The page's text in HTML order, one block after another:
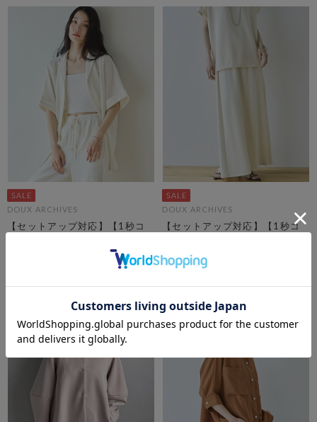
DOUX ARCHIVES
【セットアップ対応】【1秒コ
DOUX ARCHIVES
【セットアップ対応】【1秒コ
レアスカート
￥7,315
￥10,450